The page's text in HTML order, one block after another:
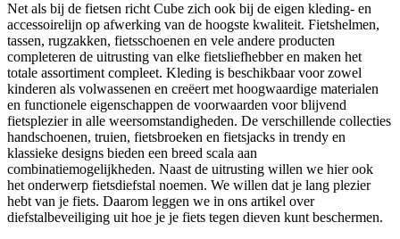
Net als bij de fietsen richt Cube zich ook bij de eigen kleding- en
accessoirelijn op afwerking van de hoogste kwaliteit. Fietshelmen,
tassen, rugzakken, fietsschoenen en vele andere producten
completeren de uitrusting van elke fietsliefhebber en maken het
totale assortiment compleet. Kleding is beschikbaar voor zowel
kinderen als volwassenen en creëert met hoogwaardige materialen
en functionele eigenschappen de voorwaarden voor blijvend
fietsplezier in alle weersomstandigheden. De verschillende collecties
handschoenen, truien, fietsbroeken en fietsjacks in trendy en
klassieke designs bieden een breed scala aan
combinatiemogelijkheden. Naast de uitrusting willen we hier ook
het onderwerp fietsdiefstal noemen. We willen dat je lang plezier
hebt van je fiets. Daarom leggen we in ons artikel over
diefstalbeveiliging uit hoe je je fiets tegen dieven kunt beschermen.